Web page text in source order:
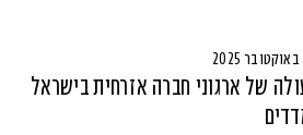
של ארגוני חברה אזרחית בישראל